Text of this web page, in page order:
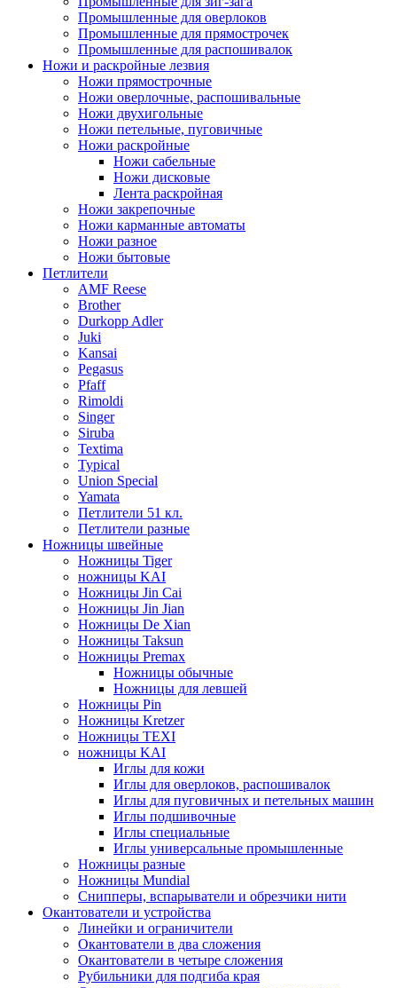
Промышленные для оверлоков
Промышленные для прямострочек
Промышленные для распошивалок
Ножи и раскройные лезвия
Ножи прямострочные
Ножи оверлочные, распошивальные
Ножи двухигольные
Ножи петельные, пуговичные
Ножи раскройные
Ножи сабельные
Ножи дисковые
Лента раскройная
Ножи закрепочные
Ножи карманные автоматы
Ножи разное
Ножи бытовые
Петлители
AMF Reese
Brother
Durkopp Adler
Juki
Kansai
Pegasus
Pfaff
Rimoldi
Singer
Siruba
Textima
Typical
Union Special
Yamata
Петлители 51 кл.
Петлители разные
Ножницы швейные
Ножницы Tiger
ножницы KAI
Ножницы Jin Cai
Ножницы Jin Jian
Ножницы De Xian
Ножницы Taksun
Ножницы Premax
Ножницы обычные
Ножницы для левшей
Ножницы Pin
Ножницы Kretzer
Ножницы TEXI
ножницы KAI
Иглы для кожи
Иглы для оверлоков, распошивалок
Иглы для пуговичных и петельных машин
Иглы подшивочные
Иглы специальные
Иглы универсальные промышленные
Ножницы разные
Ножницы Mundial
Снипперы, вспарыватели и обрезчики нити
Окантователи и устройства
Линейки и ограничители
Окантователи в два сложения
Окантователи в четыре сложения
Рубильники для подгиба края